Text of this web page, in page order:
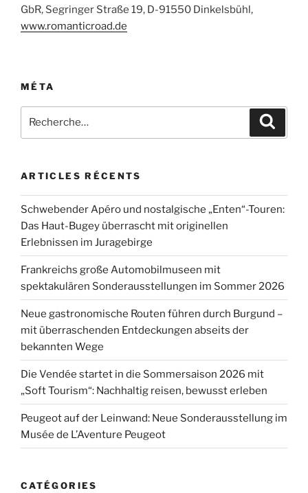
GbR, Segringer Straße 19, D-91550 Dinkelsbühl,
www.romanticroad.de
MÉTA
pour
ARTICLES RÉCENTS
Schwebender Apéro und nostalgische „Enten“-Touren:
Das Haut-Bugey überrascht mit originellen
Erlebnissen im Juragebirge
Frankreichs große Automobilmuseen mit
spektakulären Sonderausstellungen im Sommer 2026
Neue gastronomische Routen führen durch Burgund –
mit überraschenden Entdeckungen abseits der
bekannten Wege
Die Vendée startet in die Sommersaison 2026 mit
„Soft Tourism“: Nachhaltig reisen, bewusst erleben
Peugeot auf der Leinwand: Neue Sonderausstellung im
Musée de L’Aventure Peugeot
CATÉGORIES